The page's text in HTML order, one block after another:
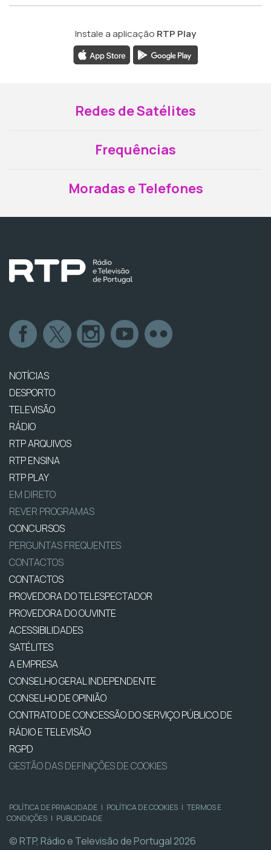
Instale a aplicação RTP Play
Redes de Satélites
Frequências
Moradas e Telefones
NOTÍCIAS
DESPORTO
TELEVISÃO
RÁDIO
RTP ARQUIVOS
RTP ENSINA
RTP PLAY
EM DIRETO
REVER PROGRAMAS
CONCURSOS
PERGUNTAS FREQUENTES
CONTACTOS
CONTACTOS
PROVEDORA DO TELESPECTADOR
PROVEDORA DO OUVINTE
ACESSIBILIDADES
SATÉLITES
A EMPRESA
CONSELHO GERAL INDEPENDENTE
CONSELHO DE OPINIÃO
CONTRATO DE CONCESSÃO DO SERVIÇO PÚBLICO DE
RÁDIO E TELEVISÃO
RGPD
GESTÃO DAS DEFINIÇÕES DE COOKIES
POLÍTICA DE PRIVACIDADE | POLÍTICA DE COOKIES | TERMOS E
CONDIÇÕES | PUBLICIDADE
© RTP, Rádio e Televisão de Portugal 2026